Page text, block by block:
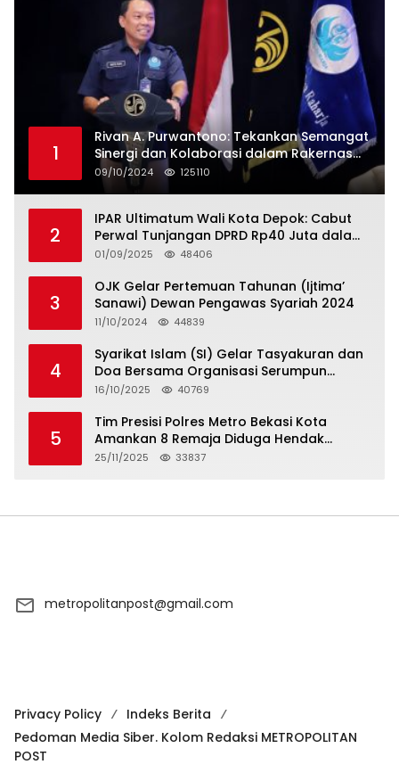
1
Rivan A. Purwantono: Tekankan Semangat
Sinergi dan Kolaborasi dalam Rakernas
Serikat Pekerja Jasa Raharja
09/10/2024 125110
2
IPAR Ultimatum Wali Kota Depok: Cabut
Perwal Tunjangan DPRD Rp40 Juta dalam
5 Hari atau Hadapi Aksi Rakyat
01/09/2025 48406
3
OJK Gelar Pertemuan Tahunan (Ijtima’
Sanawi) Dewan Pengawas Syariah 2024
11/10/2024 44839
4
Syarikat Islam (SI) Gelar Tasyakuran dan
Doa Bersama Organisasi Serumpun
Syarikat Islam Doa
16/10/2025 40769
5
Tim Presisi Polres Metro Bekasi Kota
Amankan 8 Remaja Diduga Hendak
Tawuran
25/11/2025 33837
metropolitanpost@gmail.com
Privacy Policy
Indeks Berita
Pedoman Media Siber. Kolom Redaksi METROPOLITAN
POST